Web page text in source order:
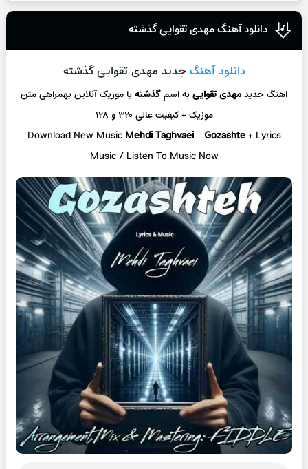
دانلود آهنگ مهدی تقوایی گذشته
دانلود آهنگ جدید مهدی تقوایی گذشته
اهنگ جدیدمهدی تقواییبه اسمگذشتهبا موزیک آنلاینبهمراهی متن
موزیک + کیفیت عالی ۳۲۰ و ۱۲۸
Download New Music Mehdi Taghvaei–Gozashte+ Lyrics
Music / Listen To Music Now